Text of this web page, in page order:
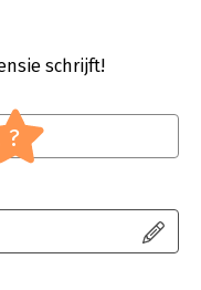
met stoornissen zoals
ontdek je hoe je
geeft en hun
insteek, en
De vele
helpen je om ook
kansen te
schrijft!
?